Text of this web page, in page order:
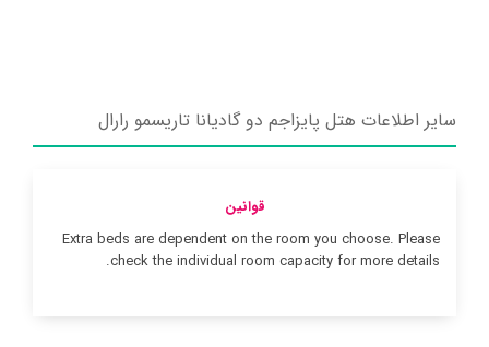
سایر اطلاعات هتل پایزاجم دو گادیانا تاریسمو رارال
قوانین
Extra beds are dependent on the room you choose. Please
check the individual room capacity for more details.